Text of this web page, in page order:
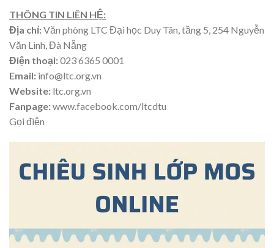
THÔNG TIN LIÊN HỆ:
Địa chỉ:Văn phòng LTC Đại học Duy Tân, tầng 5, 254 Nguyễn
Văn Linh, Đà Nẵng
Điện thoại:023 6365 0001
Email: info@ltc.org.vn
Website: ltc.org.vn
Fanpage:www.facebook.com/ltcdtu
Gọi điện